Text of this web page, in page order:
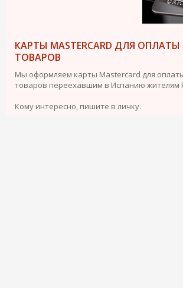
КАРТЫ MASTERCARD ДЛЯ
ТОВАРОВ
Мы оформляем карты Mastercard для
товаров переехавшим в Испанию жителям
Кому интересно, пишите в личку.